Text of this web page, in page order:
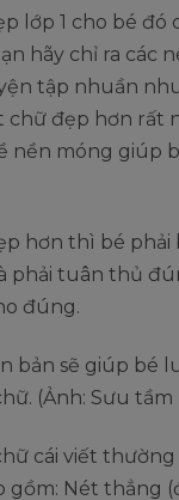
lớp 1 cho bé đó
hãy chỉ ra các
tập nhuần
chữ đẹp hơn rất
nền móng giúp
hơn thì bé phải
phải tuân thủ
đúng.
cái viết
gồm: Nét thẳng